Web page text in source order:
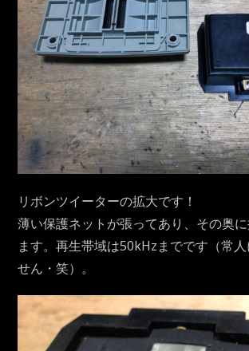
リボンツイーターの拡大です！
薄い保護ネットが張ってあり、その奥
ます。再生帯域は50kHzまでです（常
せん・笑）。